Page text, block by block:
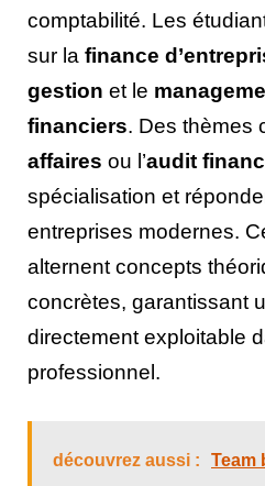
comptabilité. Les
sur la finance
gestion et le
financiers. Des thèmes
affaires ou l’audit
spécialisation et
entreprises modernes.
alternent concepts
concrètes, garantissant
directement exploitable
professionnel.
découvrez aussi : Team